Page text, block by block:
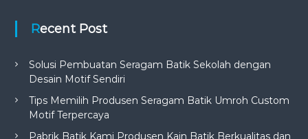
Recent Post
Solusi Pembuatan Seragam Batik Sekolah dengan
Desain Motif Sendiri
Tips Memilih Produsen Seragam Batik Umroh Custom
Motif Terpercaya
Pabrik Batik Kami Produsen Kain Batik Berkualitas dan